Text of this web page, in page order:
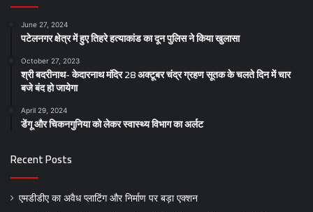
June 27, 2024
पटेलनगर क्षेत्र में हुए तिहरे हत्याकांड का दून पुलिस ने किया खुलासा
October 27, 2023
श्री बदरीनाथ- केदारनाथ मंदिर 28 अक्टूबर चंद्र ग्रहण सूतक के चलते दिन में चार
बजे बंद हो जायेगा
April 29, 2024
डेंगू और चिकनगुनिया को लेकर स्वास्थ्य विभाग का अर्लट
Recent Posts
एमडीडीए का अवैध प्लाटिंग और निर्माण पर बड़ा एक्शन